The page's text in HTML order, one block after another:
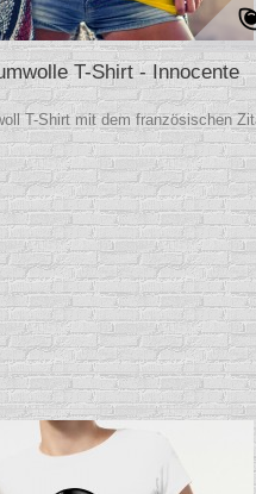
T-Shirt - Innocente
T-Shirt mit dem französischen